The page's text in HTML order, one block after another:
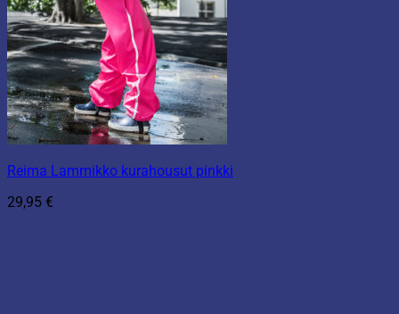
Reima Lammikko kurahousut pinkki
29,95 €